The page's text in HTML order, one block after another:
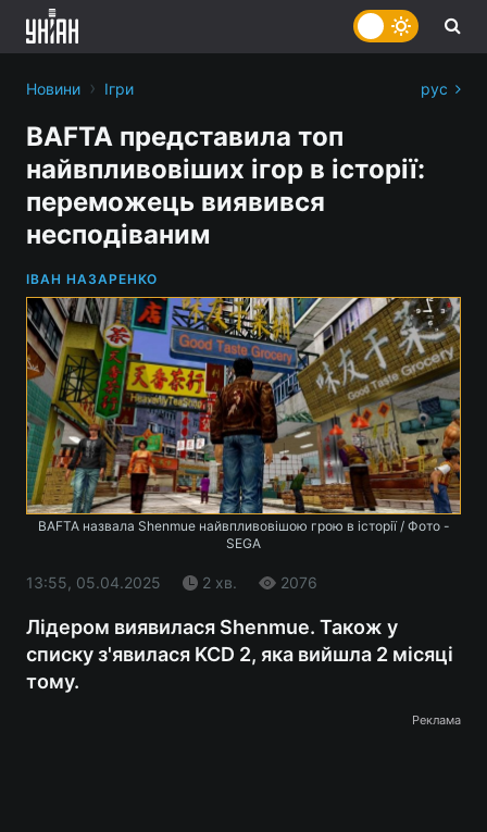
Новини › Ігри рус
BAFTA представила топ
найвпливовіших ігор в історії:
переможець виявився
несподіваним
ІВАН НАЗАРЕНКО
BAFTA назвала Shenmue найвпливовішою грою в історії / Фото -
SEGA
13:55, 05.04.2025 2 хв. 2076
Лідером виявилася Shenmue. Також у
списку з'явилася KCD 2, яка вийшла 2 місяці
тому.
Реклама